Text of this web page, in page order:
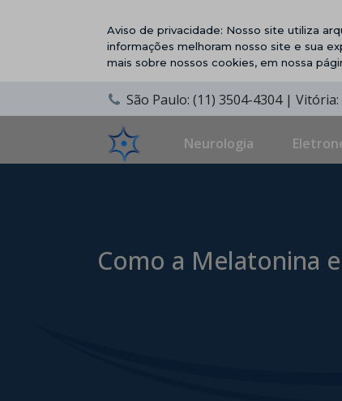
Aviso de privacidade: Nosso site utiliza
informações melhoram nosso site e sua
mais sobre nossos cookies, em nossa
São Paulo: (11) 3504-4304 |
Neurologia
Como a Melatonina